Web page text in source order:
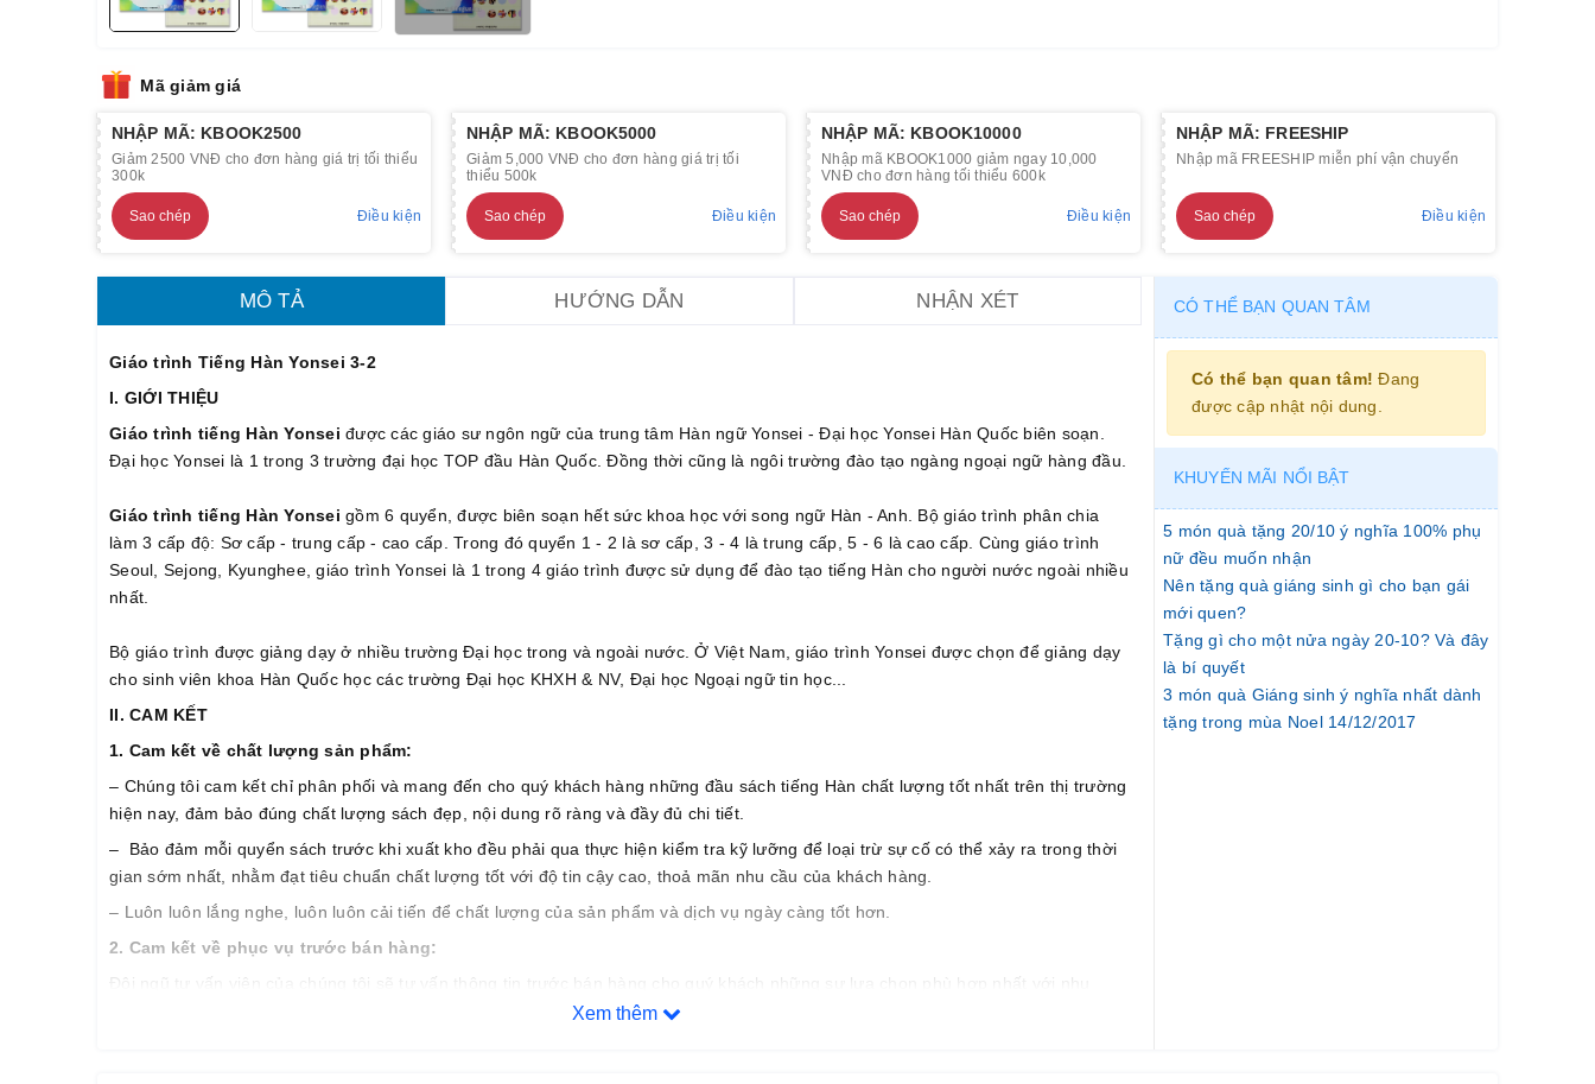
Mã giảm giá
NHẬP MÃ: KBOOK2500
Giảm 2500 VNĐ cho đơn hàng giá trị tối thiểu
300k
Sao chép Điều kiện
NHẬP MÃ: KBOOK5000
Giảm 5,000 VNĐ cho đơn hàng giá trị tối
thiểu 500k
Sao chép Điều kiện
NHẬP MÃ: KBOOK10000
Nhập mã KBOOK1000 giảm ngay 10,000
VNĐ cho đơn hàng tối thiểu 600k
Sao chép Điều kiện
NHẬP MÃ: FREESHIP
Nhập mã FREESHIP miễn phí vận chuyển
Sao chép Điều kiện
MÔ TẢ HƯỚNG DẪN NHẬN XÉT
Giáo trình Tiếng Hàn Yonsei 3-2
I. GIỚI THIỆU
Giáo trình tiếng Hàn Yonsei được các giáo sư ngôn ngữ của trung tâm Hàn ngữ Yonsei - Đại học Yonsei Hàn Quốc biên soạn.
Đại học Yonsei là 1 trong 3 trường đại học TOP đầu Hàn Quốc. Đồng thời cũng là ngôi trường đào tạo ngàng ngoại ngữ hàng đầu.
Giáo trình tiếng Hàn Yonsei gồm 6 quyển, được biên soạn hết sức khoa học với song ngữ Hàn - Anh. Bộ giáo trình phân chia
làm 3 cấp độ: Sơ cấp - trung cấp - cao cấp. Trong đó quyển 1 - 2 là sơ cấp, 3 - 4 là trung cấp, 5 - 6 là cao cấp. Cùng giáo trình
Seoul, Sejong, Kyunghee, giáo trình Yonsei là 1 trong 4 giáo trình được sử dụng để đào tạo tiếng Hàn cho người nước ngoài nhiều
nhất.
Bộ giáo trình được giảng dạy ở nhiều trường Đại học trong và ngoài nước. Ở Việt Nam, giáo trình Yonsei được chọn để giảng dạy
cho sinh viên khoa Hàn Quốc học các trường Đại học KHXH & NV, Đại học Ngoại ngữ tin học...
II. CAM KẾT
1. Cam kết về chất lượng sản phẩm:
– Chúng tôi cam kết chỉ phân phối và mang đến cho quý khách hàng những đầu sách tiếng Hàn chất lượng tốt nhất trên thị trường
hiện nay, đảm bảo đúng chất lượng sách đẹp, nội dung rõ ràng và đầy đủ chi tiết.
– Bảo đảm mỗi quyển sách trước khi xuất kho đều phải qua thực hiện kiểm tra kỹ lưỡng để loại trừ sự cố có thể xảy ra trong thời
gian sớm nhất, nhằm đạt tiêu chuẩn chất lượng tốt với độ tin cậy cao, thoả mãn nhu cầu của khách hàng.
– Luôn luôn lắng nghe, luôn luôn cải tiến để chất lượng của sản phẩm và dịch vụ ngày càng tốt hơn.
2. Cam kết về phục vụ trước bán hàng:
Đội ngũ tư vấn viên của chúng tôi sẽ tư vấn thông tin trước bán hàng cho quý khách những sự lựa chọn phù hợp nhất với nhu
Xem thêm
CÓ THỂ BẠN QUAN TÂM
Có thể bạn quan tâm! Đang
được cập nhật nội dung.
KHUYẾN MÃI NỔI BẬT
5 món quà tặng 20/10 ý nghĩa 100% phụ
nữ đều muốn nhận
Nên tặng quà giáng sinh gì cho bạn gái
mới quen?
Tặng gì cho một nửa ngày 20-10? Và đây
là bí quyết
3 món quà Giáng sinh ý nghĩa nhất dành
tặng trong mùa Noel 14/12/2017